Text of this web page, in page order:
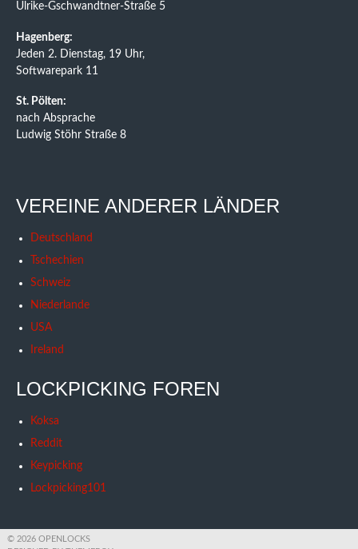
Ulrike-Gschwandtner-Straße 5
Hagenberg:
Jeden 2. Dienstag, 19 Uhr,
Softwarepark 11
St. Pölten:
nach Absprache
Ludwig Stöhr Straße 8
VEREINE ANDERER LÄNDER
Deutschland
Tschechien
Schweiz
Niederlande
USA
Ireland
LOCKPICKING FOREN
Koksa
Reddit
Keypicking
Lockpicking101
© 2026 OPENLOCKS